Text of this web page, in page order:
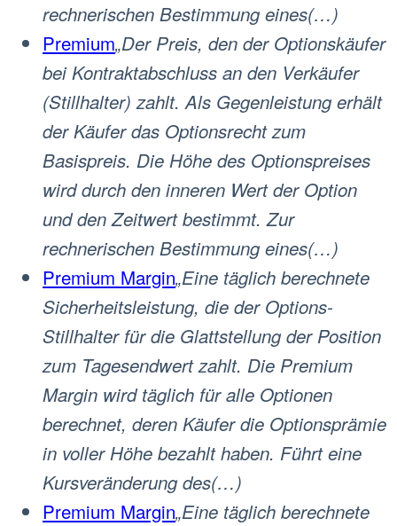
rechnerischen Bestimmung eines(…)
Premium„Der Preis, den der Optionskäufer
bei Kontraktabschluss an den Verkäufer
(Stillhalter) zahlt. Als Gegenleistung erhält
der Käufer das Optionsrecht zum
Basispreis. Die Höhe des Optionspreises
wird durch den inneren Wert der Option
und den Zeitwert bestimmt. Zur
rechnerischen Bestimmung eines(…)
Premium Margin„Eine täglich berechnete
Sicherheitsleistung, die der Options-
Stillhalter für die Glattstellung der Position
zum Tagesendwert zahlt. Die Premium
Margin wird täglich für alle Optionen
berechnet, deren Käufer die Optionsprämie
in voller Höhe bezahlt haben. Führt eine
Kursveränderung des(…)
Premium Margin„Eine täglich berechnete